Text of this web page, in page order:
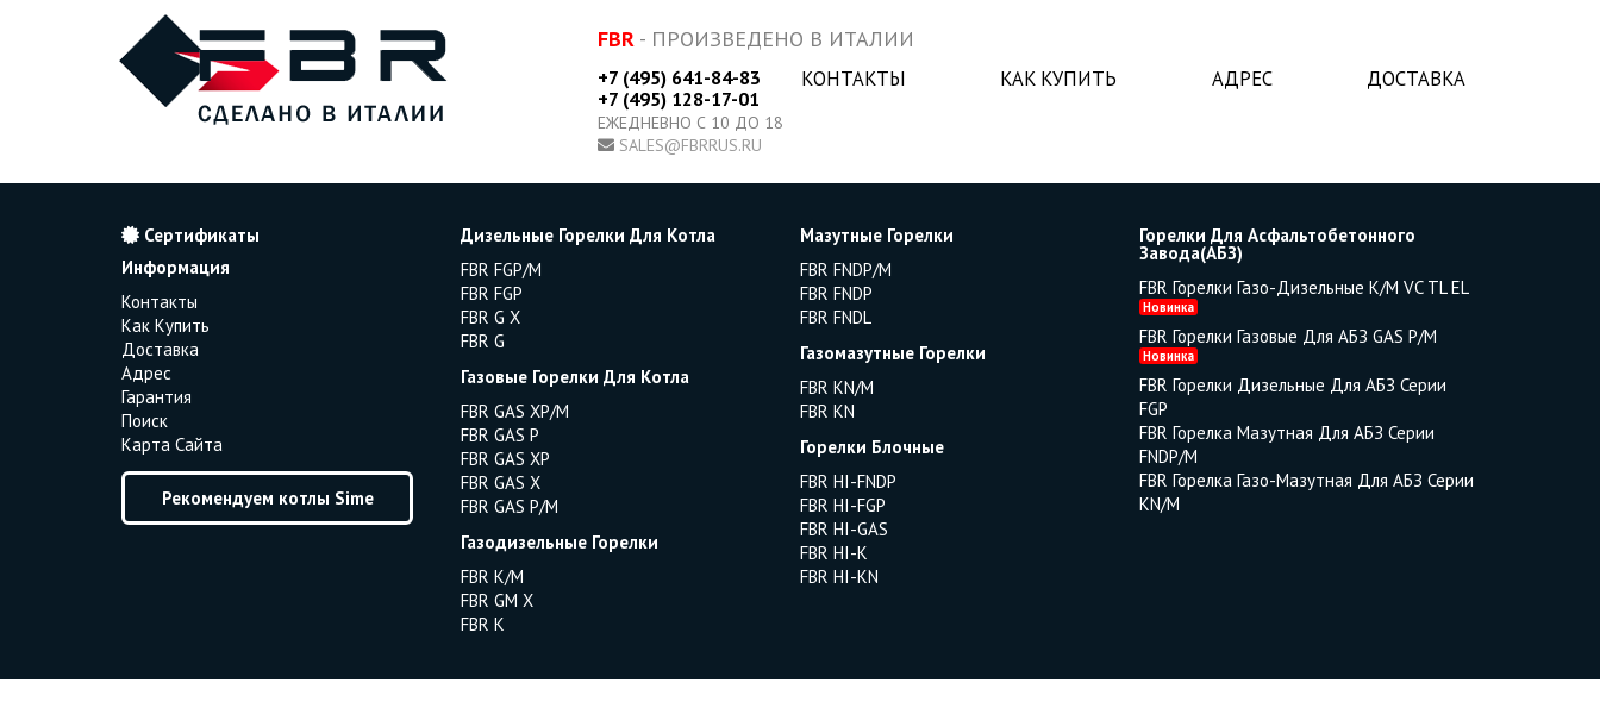
FBR- ПРОИЗВЕДЕНО В ИТАЛИИ
+7 (495) 641-84-83
+7 (495) 128-17-01
ЕЖЕДНЕВНО С 10 ДО 18
SALES@FBRRUS.RU
КОНТАКТЫ КАК КУПИТЬ АДРЕС ДОСТАВКА
Сертификаты
Информация
Контакты
Как Купить
Доставка
Адрес
Гарантия
Поиск
Карта Сайта
Рекомендуем котлы Sime
Дизельные Горелки Для Котла
FBR FGP/M
FBR FGP
FBR G X
FBR G
Газовые Горелки Для Котла
FBR GAS XP/M
FBR GAS P
FBR GAS XP
FBR GAS X
FBR GAS P/M
Газодизельные Горелки
FBR K/M
FBR GM X
FBR K
Мазутные Горелки
FBR FNDP/M
FBR FNDP
FBR FNDL
Газомазутные Горелки
FBR KN/M
FBR KN
Горелки Блочные
FBR HI-FNDP
FBR HI-FGP
FBR HI-GAS
FBR HI-K
FBR HI-KN
Горелки Для Асфальтобетонного
Завода(АБЗ)
FBR Горелки Газо-Дизельные K/M VC TL EL
Новинка
FBR Горелки Газовые Для АБЗ GAS P/M
Новинка
FBR Горелки Дизельные Для АБЗ Серии
FGP
FBR Горелка Мазутная Для АБЗ Серии
FNDP/M
FBR Горелка Газо-Мазутная Для АБЗ Серии
KN/M